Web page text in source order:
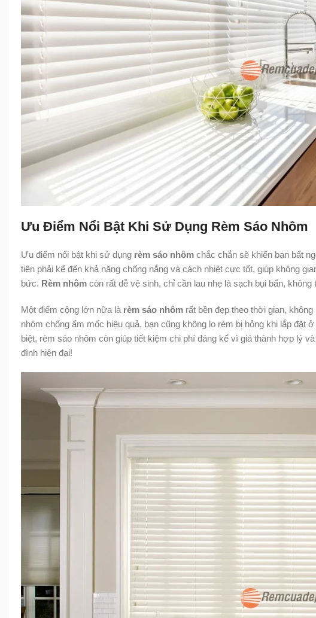
Ưu Điểm Nổi Bật Khi Sử Dụng Rèm Sáo Nhôm
Ưu điểm nổi bật khi sử dụng rèm sáo nhôm chắc chắn sẽ khiến bạn bất
tiên phải kể đến khả năng chống nắng và cách nhiệt cực tốt, giúp không
bức. Rèm nhôm còn rất dễ vệ sinh, chỉ cần lau nhẹ là sạch bụi bẩn,
Một điểm cộng lớn nữa là rèm sáo nhôm rất bền đẹp theo thời gian,
nhôm chống ẩm mốc hiệu quả, bạn cũng không lo rèm bị hỏng khi lắp
biệt, rèm sáo nhôm còn giúp tiết kiệm chi phí đáng kể vì giá thành hợp lý
đình hiện đại!